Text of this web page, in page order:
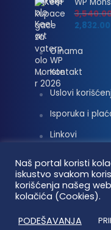
2,832.00
O nama
Kontakt
Uslovi
Isporuka i
Linkovi
Vaterpolo vesti ©
Naš portal koristi
iskustvo svakom
korišćenja našeg
kolačića (Cookies).
PODEŠAVANJA